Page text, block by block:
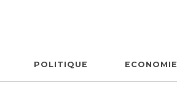
POLITIQUE ECONOMIE